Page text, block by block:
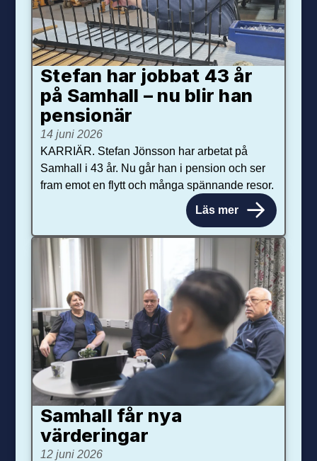
Stefan har jobbat 43 år
på Samhall – nu blir han
pensionär
14 juni 2026
KARRIÄR. Stefan Jönsson har arbetat på
Samhall i 43 år. Nu går han i pension och ser
fram emot en flytt och många spännande resor.
Läs mer
Samhall får nya
värdering­ar
12 juni 2026